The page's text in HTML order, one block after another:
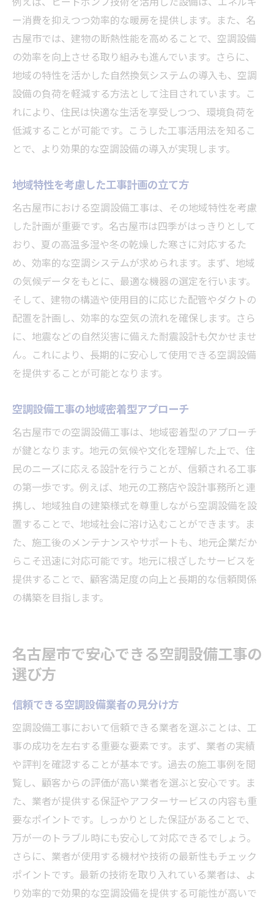
ー消費を抑えつつ効率的な暖房を提供します。また、名
古屋市では、建物の断熱性能を高めることで、空調設備
の効率を向上させる取り組みも進んでいます。さらに、
地域の特性を活かした自然換気システムの導入も、空調
設備の負荷を軽減する方法として注目されています。こ
れにより、住民は快適な生活を享受しつつ、環境負荷を
低減することが可能です。こうした工事活用法を知るこ
とで、より効果的な空調設備の導入が実現します。
地域特性を考慮した工事計画の立て方
名古屋市における空調設備工事は、その地域特性を考慮
した計画が重要です。名古屋市は四季がはっきりとして
おり、夏の高温多湿や冬の乾燥した寒さに対応するた
め、効率的な空調システムが求められます。まず、地域
の気候データをもとに、最適な機器の選定を行います。
そして、建物の構造や使用目的に応じた配管やダクトの
配置を計画し、効率的な空気の流れを確保します。さら
に、地震などの自然災害に備えた耐震設計も欠かせませ
ん。これにより、長期的に安心して使用できる空調設備
を提供することが可能となります。
空調設備工事の地域密着型アプローチ
名古屋市での空調設備工事は、地域密着型のアプローチ
が鍵となります。地元の気候や文化を理解した上で、住
民のニーズに応える設計を行うことが、信頼される工事
の第一歩です。例えば、地元の工務店や設計事務所と連
携し、地域独自の建築様式を尊重しながら空調設備を設
置することで、地域社会に溶け込むことができます。ま
た、施工後のメンテナンスやサポートも、地元企業だか
らこそ迅速に対応可能です。地元に根ざしたサービスを
提供することで、顧客満足度の向上と長期的な信頼関係
の構築を目指します。
名古屋市で安心できる空調設備工事の
選び方
信頼できる空調設備業者の見分け方
空調設備工事において信頼できる業者を選ぶことは、工
事の成功を左右する重要な要素です。まず、業者の実績
や評判を確認することが基本です。過去の施工事例を閲
覧し、顧客からの評価が高い業者を選ぶと安心です。ま
た、業者が提供する保証やアフターサービスの内容も重
要なポイントです。しっかりとした保証があることで、
万が一のトラブル時にも安心して対応できるでしょう。
さらに、業者が使用する機材や技術の最新性もチェック
ポイントです。最新の技術を取り入れている業者は、よ
り効率的で効果的な空調設備を提供する可能性が高いで